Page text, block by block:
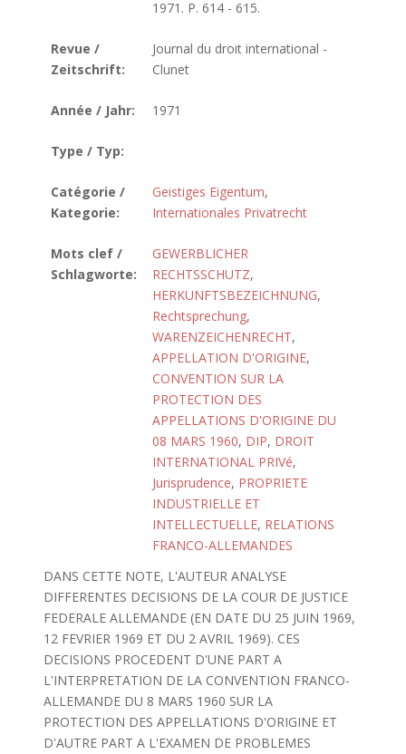
1971. P. 614 - 615.
Revue /
Zeitschrift:
Journal du droit international -
Clunet
Année / Jahr: 1971
Type / Typ:
Catégorie /
Kategorie:
Geistiges Eigentum,
Internationales Privatrecht
Mots clef /
Schlagworte:
GEWERBLICHER
RECHTSSCHUTZ,
HERKUNFTSBEZEICHNUNG,
Rechtsprechung,
WARENZEICHENRECHT,
APPELLATION D'ORIGINE,
CONVENTION SUR LA
PROTECTION DES
APPELLATIONS D'ORIGINE DU
08 MARS 1960, DIP, DROIT
INTERNATIONAL PRIVé,
Jurisprudence, PROPRIETE
INDUSTRIELLE ET
INTELLECTUELLE, RELATIONS
FRANCO-ALLEMANDES
DANS CETTE NOTE, L'AUTEUR ANALYSE
DIFFERENTES DECISIONS DE LA COUR DE JUSTICE
FEDERALE ALLEMANDE (EN DATE DU 25 JUIN 1969,
12 FEVRIER 1969 ET DU 2 AVRIL 1969). CES
DECISIONS PROCEDENT D'UNE PART A
L'INTERPRETATION DE LA CONVENTION FRANCO-
ALLEMANDE DU 8 MARS 1960 SUR LA
PROTECTION DES APPELLATIONS D'ORIGINE ET
D'AUTRE PART A L'EXAMEN DE PROBLEMES